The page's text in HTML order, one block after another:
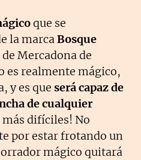
que se
la marcaBosque
Mercadona de
es realmente mágico,
y es que será capaz de
de cualquier
más difíciles! No
por estar frotando un
mágico quitará